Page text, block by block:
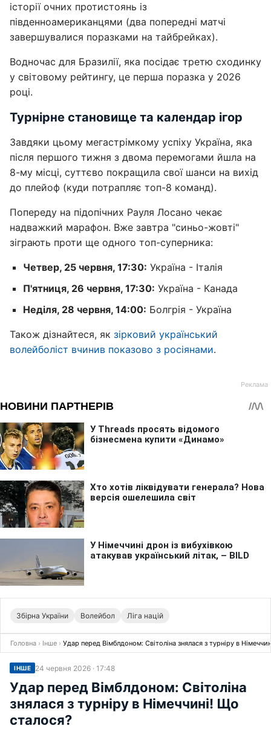
історії очних протистоянь із
південноамериканцями (два попередні матчі
завершувалися поразками на тайбрейках).
Водночас для Бразилії, яка посідає третю сходинку
у світовому рейтингу, це перша поразка у 2026
році.
Турнірне становище та календар ігор
Завдяки цьому мегастрімкому успіху Україна, яка
після першого тижня з двома перемогами йшла на
8-му місці, суттєво покращила свої шанси на вихід
до плейоф (куди потрапляє топ-8 команд).
Попереду на підопічних Рауля Лосано чекає
надважкий марафон. Вже завтра "синьо-жовті"
зіграють проти ще одного топ-суперника:
Четвер, 25 червня, 17:30: Україна - Італія
П'ятниця, 26 червня, 17:30: Україна - Канада
Неділя, 28 червня, 14:00: Болгрія - Україна
Також дізнайтеся, як зірковий український
волейболіст вчинив показово з росіянами.
Збірна України Волейбол Ліга націй
Головна › Інше › Удар перед Вімблдоном: Світоліна знялася з турніру в
ІНШЕ 24 червня 2026 · 17:48
Удар перед Вімблдоном: Світоліна
знялася з турніру в Німеччині! Що
сталося?